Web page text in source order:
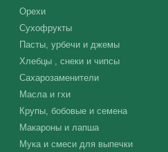
Орехи
Сухофрукты
Пасты, урбечи и джемы
Хлебцы , снеки и чипсы
Сахарозаменители
Масла и гхи
Крупы, бобовые и семена
Макароны и лапша
Мука и смеси для выпечки